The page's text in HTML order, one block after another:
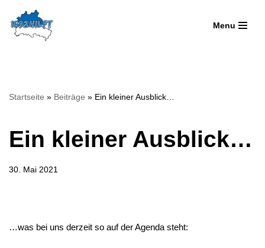
Zum
Menu
Startseite » Beiträge » Ein kleiner Ausblick…
Ein kleiner Ausblick…
30. Mai 2021
…was bei uns derzeit so auf der Agenda steht: